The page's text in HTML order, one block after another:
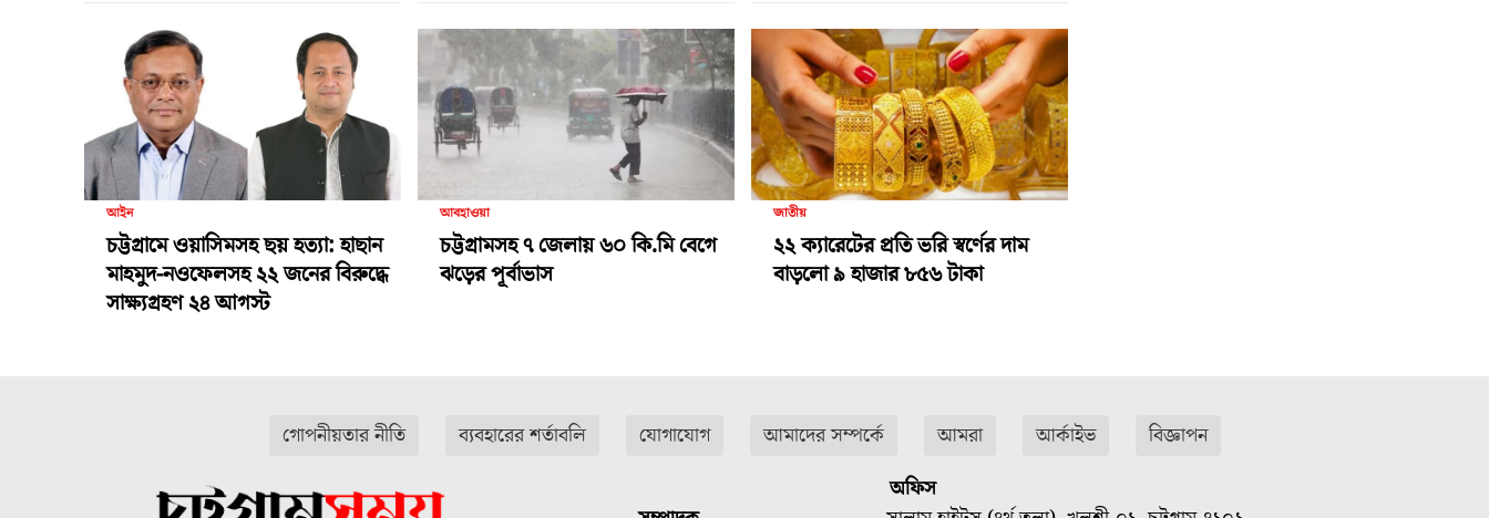
আইন
চট্টগ্রামে ওয়াসিমসহ ছয় হত্যা: হাছান
মাহমুদ-নওফেলসহ ২২ জনের বিরুদ্ধে
সাক্ষ্যগ্রহণ ২৪ আগস্ট
আবহাওয়া
চট্টগ্রামসহ ৭ জেলায় ৬০ কি.মি বেগে
ঝড়ের পূর্বাভাস
জাতীয়
২২ ক্যারেটের প্রতি ভরি স্বর্ণের দাম
বাড়লো ৯ হাজার ৮৫৬ টাকা
গোপনীয়তার নীতি ব্যবহারের শর্তাবলি যোগাযোগ আমাদের সম্পর্কে আমরা আর্কাইভ বিজ্ঞাপন
অফিস